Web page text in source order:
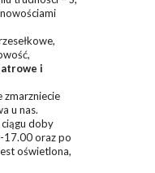
i
zmarzniecie
u nas.
doby
17.00 oraz po
oświetlona,